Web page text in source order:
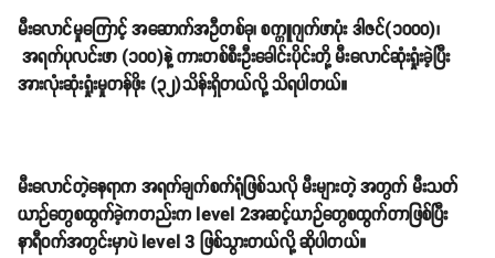
မီးလောင်မှုကြောင့် အဆောက်အဦတစ်ခု၊ စက္ကူဂျက်ဖာပုံး ဒါဇင်(၁၀၀၀)၊
အရက်ပုလင်းဖာ (၁၀၀)နဲ့ ကားတစ်စီးဦးခေါင်းပိုင်းတို့ မီးလောင်ဆုံးရှုံးခဲ့ပြီး
အားလုံးဆုံးရှုံးမှုတန်ဖိုး (၃၂)သိန်းရှိတယ်လို့ သိရပါတယ်။
မီးလောင်တဲ့နေရာက အရက်ချက်စက်ရုံဖြစ်သလို မီးများတဲ့ အတွက် မီးသတ်
ယာဉ်တွေစထွက်ခဲ့ကတည်းက level 2အဆင့်ယာဉ်တွေစထွက်တာဖြစ်ပြီး
နာရီဝက်အတွင်းမှာပဲ level 3 ဖြစ်သွားတယ်လို့ ဆိုပါတယ်။